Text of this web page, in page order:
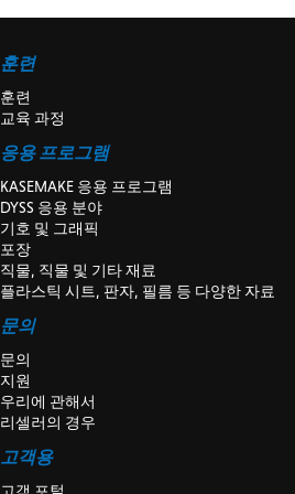
훈련
훈련
교육 과정
응용 프로그램
KASEMAKE 응용 프로그램
DYSS 응용 분야
기호 및 그래픽
포장
직물, 직물 및 기타 재료
플라스틱 시트, 판자, 필름 등 다양한 자료
문의
문의
지원
우리에 관해서
리셀러의 경우
고객용